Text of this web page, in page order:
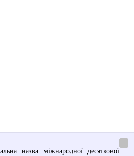
─
назва міжнародної десяткової